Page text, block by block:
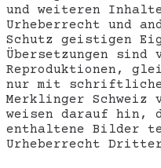
und weiteren
Urheberrecht und
Schutz geistigen
Übersetzungen sind
Reproduktionen,
nur mit schriftlicher
Merklinger Schweiz
weisen darauf hin,
enthaltene Bilder
Urheberrecht